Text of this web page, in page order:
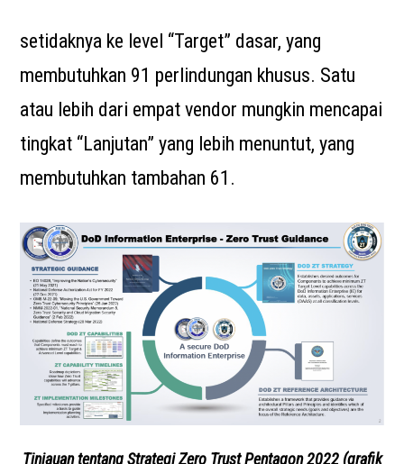
setidaknya ke level “Target” dasar, yang
membutuhkan 91 perlindungan khusus. Satu
atau lebih dari empat vendor mungkin mencapai
tingkat “Lanjutan” yang lebih menuntut, yang
membutuhkan tambahan 61.
Tinjauan tentang Strategi Zero Trust Pentagon 2022 (grafik